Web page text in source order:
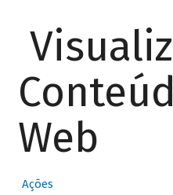
Web
Ações